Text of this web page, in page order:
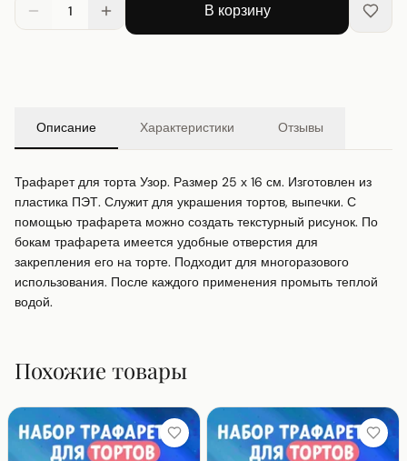
1 В корзину
Описание Характеристики Отзывы
Трафарет для торта Узор. Размер 25 х 16 см. Изготовлен из
пластика ПЭТ. Служит для украшения тортов, выпечки. С
помощью трафарета можно создать текстурный рисунок. По
бокам трафарета имеется удобные отверстия для
закрепления его на торте. Подходит для многоразового
использования. После каждого применения промыть теплой
водой.
Похожие товары